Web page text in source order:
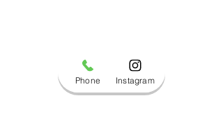
Phone Instagram